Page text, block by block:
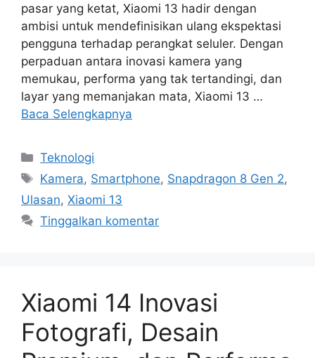
pasar yang ketat, Xiaomi 13 hadir dengan
ambisi untuk mendefinisikan ulang ekspektasi
pengguna terhadap perangkat seluler. Dengan
perpaduan antara inovasi kamera yang
memukau, performa yang tak tertandingi, dan
layar yang memanjakan mata, Xiaomi 13 …
Baca Selengkapnya
Kategori
Teknologi
Tag
Kamera, Smartphone, Snapdragon 8 Gen 2,
Ulasan, Xiaomi 13
Tinggalkan komentar
Xiaomi 14 Inovasi
Fotografi, Desain